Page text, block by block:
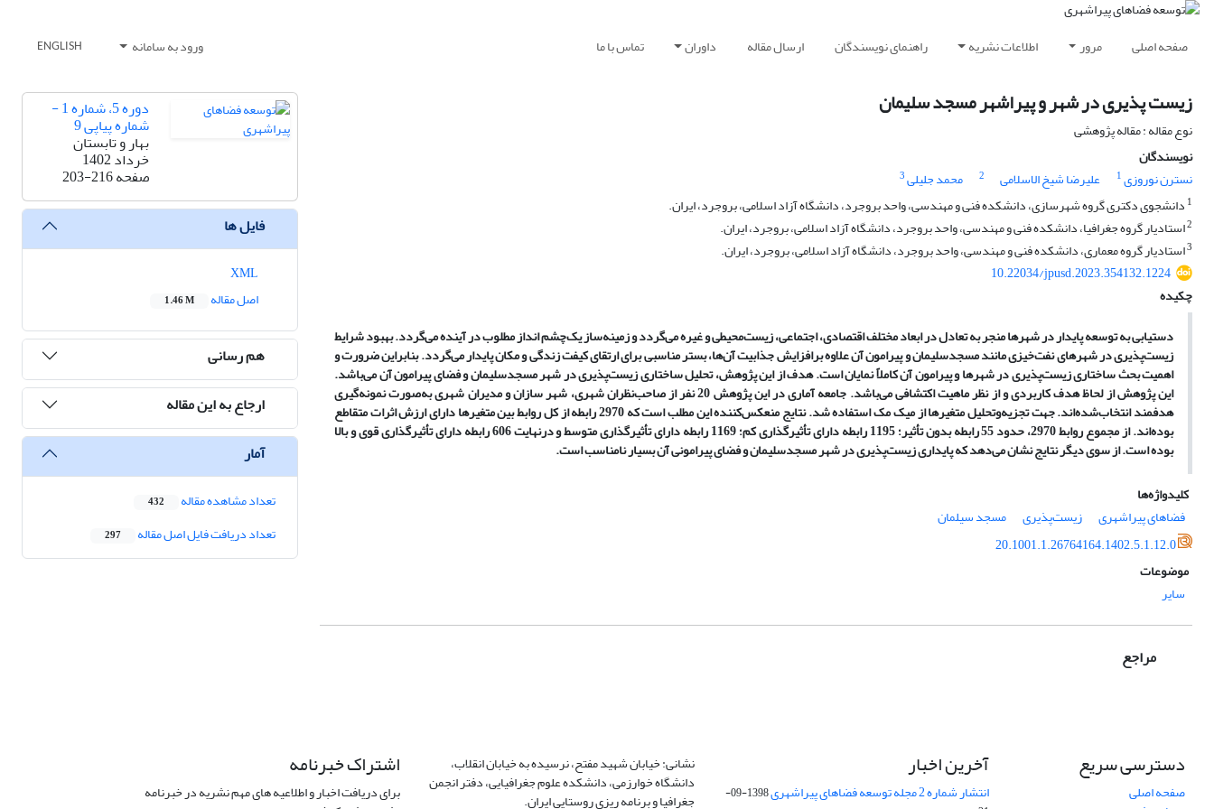
صفحه اصلی مرور اطلاعات نشریه راهنمای نویسندگان ارسال مقاله داوران تماس با ما ورود به سامانه ENGLISH
زیست پذیری در شهر و پیراشهر مسجد سلیمان
نوع مقاله : مقاله پژوهشی
نویسندگان
نسترن نوروزی1 علیرضا شیخ الاسلامی 2 محمد جلیلی3
1 دانشجوی دکتری گروه شهرسازی، دانشکده فنی و مهندسی، واحد بروجرد، دانشگاه آزاد اسلامی، بروجرد، ایران.
2استادیار گروه جغرافیا، دانشکده فنی و مهندسی، واحد بروجرد، دانشگاه آزاد اسلامی، بروجرد، ایران.
3استادیار گروه معماری، دانشکده فنی و مهندسی، واحد بروجرد، دانشگاه آزاد اسلامی، بروجرد، ایران.
10.22034/jpusd.2023.354132.1224
چکیده
دستیابی به توسعه پایدار در شهرها منجر به تعادل در ابعاد مختلف اقتصادی، اجتماعی، زیست‌محیطی و غیره می‌گردد و زمینه‌ساز یک‌چشم انداز مطلوب در آینده می‌گردد. بهبود شرایط
زیست‌پذیری در شهرهای نفت‌خیزی مانند مسجدسلیمان و پیرامون آن علاوه برافزایش جذابیت آن‌ها، بستر مناسبی برای ارتقای کیفت زندگی و مکان پایدار می‌گردد. بنابراین ضرورت و
اهمیت بحث ساختاری زیست‌پذیری در شهرها و پیرامون آن کاملاً نمایان است. هدف از این پژوهش، تحلیل ساختاری زیست‌پذیری در شهر مسجدسلیمان و فضای پیرامون آن می‌باشد.
این پژوهش از لحاظ هدف کاربردی و از نظر ماهیت اکتشافی می‌باشد. جامعه آماری در این پژوهش 20 نفر از صاحب‌نظران شهری، شهر سازان و مدیران شهری به‌صورت نمونه‌گیری
هدفمند انتخاب‌شده‌اند. جهت تجزیه‌وتحلیل متغیرها از میک مک استفاده شد. نتایج منعکس‌کننده این مطلب است که 2970 رابطه از کل روابط بین متغیرها دارای ارزش اثرات متقاطع
بوده‌اند. از مجموع روابط 2970، حدود 55 رابطه بدون تأثیر؛ 1195 رابطه دارای تأثیرگذاری کم؛ 1169 رابطه دارای تأثیرگذاری متوسط و درنهایت 606 رابطه دارای تأثیرگذاری قوی و بالا
بوده است. از سوی دیگر نتایج نشان می‌دهد که پایداری زیست‌پذیری در شهر مسجدسلیمان و فضای پیرامونی آن بسیار نامناسب است.
کلیدواژه‌ها
فضاهای پیراشهری
زیست‌پذیری
مسجد سیلمان
20.1001.1.26764164.1402.5.1.12.0
موضوعات
سایر
مراجع
دوره 5، شماره 1 -
شماره پیاپی 9
بهار و تابستان
خرداد 1402
صفحه203-216
فایل ها
اصل مقاله
1.46 M
هم رسانی
ارجاع به این مقاله
آمار
تعداد مشاهده مقاله 432
تعداد دریافت فایل اصل مقاله 297
دسترسی سریع
صفحه اصلی
آخرین اخبار
انتشار شماره 2 مجله توسعه فضاهای پیراشهری
1398-09-
نشانی: خیابان شهید مفتح، نرسیده به خیابان انقلاب،
دانشگاه خوارزمی، دانشکده علوم جغرافیایی، دفتر انجمن
جغرافیا و برنامه ریزی روستایی ایران.
اشتراک خبرنامه
برای دریافت اخبار و اطلاعیه های مهم نشریه در خبرنامه